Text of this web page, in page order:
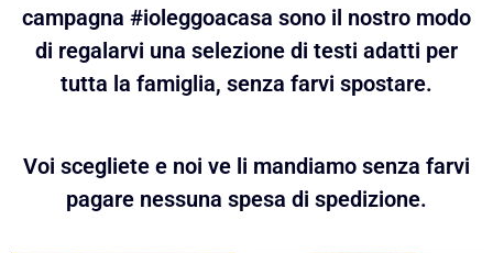
campagna #ioleggoacasa sono il nostro modo
di regalarvi una selezione di testi adatti per
tutta la famiglia, senza farvi spostare.
Voi scegliete e noi ve li mandiamo senza farvi
pagare nessuna spesa di spedizione.